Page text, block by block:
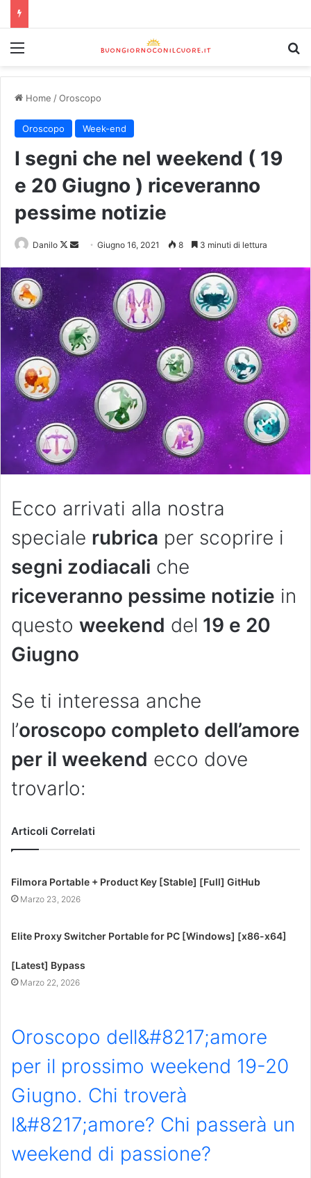
Home /Oroscopo
Oroscopo Week-end
I segni che nel weekend ( 19
e 20 Giugno ) riceveranno
pessime notizie
Danilo Giugno 16, 2021 8 3 minuti di lettura
Ecco arrivati alla nostra
speciale rubrica per scoprire i
segni zodiacali che
riceveranno pessime notizie in
questo weekend del 19 e 20
Giugno
Se ti interessa anche
l’oroscopo completo dell’amore
per il weekend ecco dove
trovarlo:
Articoli Correlati
Filmora Portable + Product Key [Stable] [Full] GitHub
Marzo 23, 2026
Elite Proxy Switcher Portable for PC [Windows] [x86-x64]
[Latest] Bypass
Marzo 22, 2026
Oroscopo dell&#8217;amore
per il prossimo weekend 19-20
Giugno. Chi troverà
l&#8217;amore? Chi passerà un
weekend di passione?